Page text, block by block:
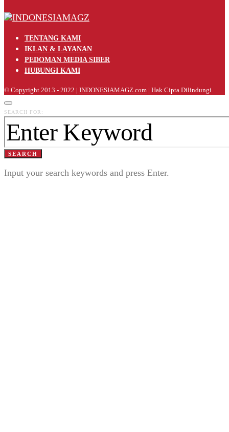
TENTANG KAMI
IKLAN & LAYANAN
PEDOMAN MEDIA SIBER
HUBUNGI KAMI
© Copyright 2013 - 2022 | INDONESIAMAGZ.com | Hak Cipta Dilindungi
SEARCH FOR:
SEARCH
Input your search keywords and press Enter.